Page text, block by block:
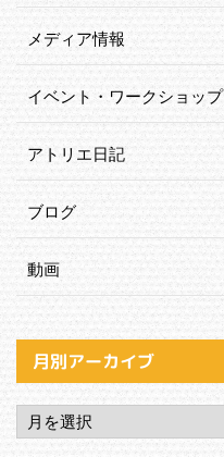
メディア情報
イベント・ワークショップ
アトリエ日記
ブログ
動画
月別アーカイブ